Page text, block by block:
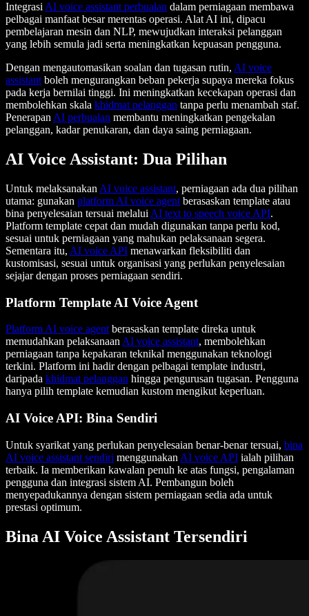
Integrasi AI voice assistant perbualan dalam perniagaan membawa
pelbagai manfaat besar merentas operasi. Alat AI ini, dipacu
pembelajaran mesin dan NLP, mewujudkan interaksi pelanggan
yang lebih semula jadi serta meningkatkan kepuasan pengguna.
Dengan mengautomasikan soalan dan tugasan rutin, AI voice
assistant boleh mengurangkan beban pekerja supaya mereka fokus
pada kerja bernilai tinggi. Ini meningkatkan kecekapan operasi dan
membolehkan skala khidmat pelanggan tanpa perlu menambah staf.
Penerapan AI perbualan membantu meningkatkan pengekalan
pelanggan, kadar penukaran, dan daya saing perniagaan.
AI Voice Assistant: Dua Pilihan
Untuk melaksanakan AI voice assistant, perniagaan ada dua pilihan
utama: gunakan platform AI voice agent berasaskan template atau
bina penyelesaian tersuai melalui AI text to speech voice API.
Platform template cepat dan mudah digunakan tanpa perlu kod,
sesuai untuk perniagaan yang mahukan pelaksanaan segera.
Sementara itu, AI voice API menawarkan fleksibiliti dan
kustomisasi, sesuai untuk organisasi yang perlukan penyelesaian
sejajar dengan proses perniagaan sendiri.
Platform Template AI Voice Agent
Platform AI voice agent berasaskan template direka untuk
memudahkan pelaksanaan AI voice assistant, membolehkan
perniagaan tanpa kepakaran teknikal menggunakan teknologi
terkini. Platform ini hadir dengan pelbagai template industri,
daripada khidmat pelanggan hingga pengurusan tugasan. Pengguna
hanya pilih template kemudian kustom mengikut keperluan.
AI Voice API: Bina Sendiri
Untuk syarikat yang perlukan penyelesaian benar-benar tersuai, bina
AI voice assistant sendiri menggunakan AI voice API ialah pilihan
terbaik. Ia memberikan kawalan penuh ke atas fungsi, pengalaman
pengguna dan integrasi sistem AI. Pembangun boleh
menyepadukannya dengan sistem perniagaan sedia ada untuk
prestasi optimum.
Bina AI Voice Assistant Tersendiri